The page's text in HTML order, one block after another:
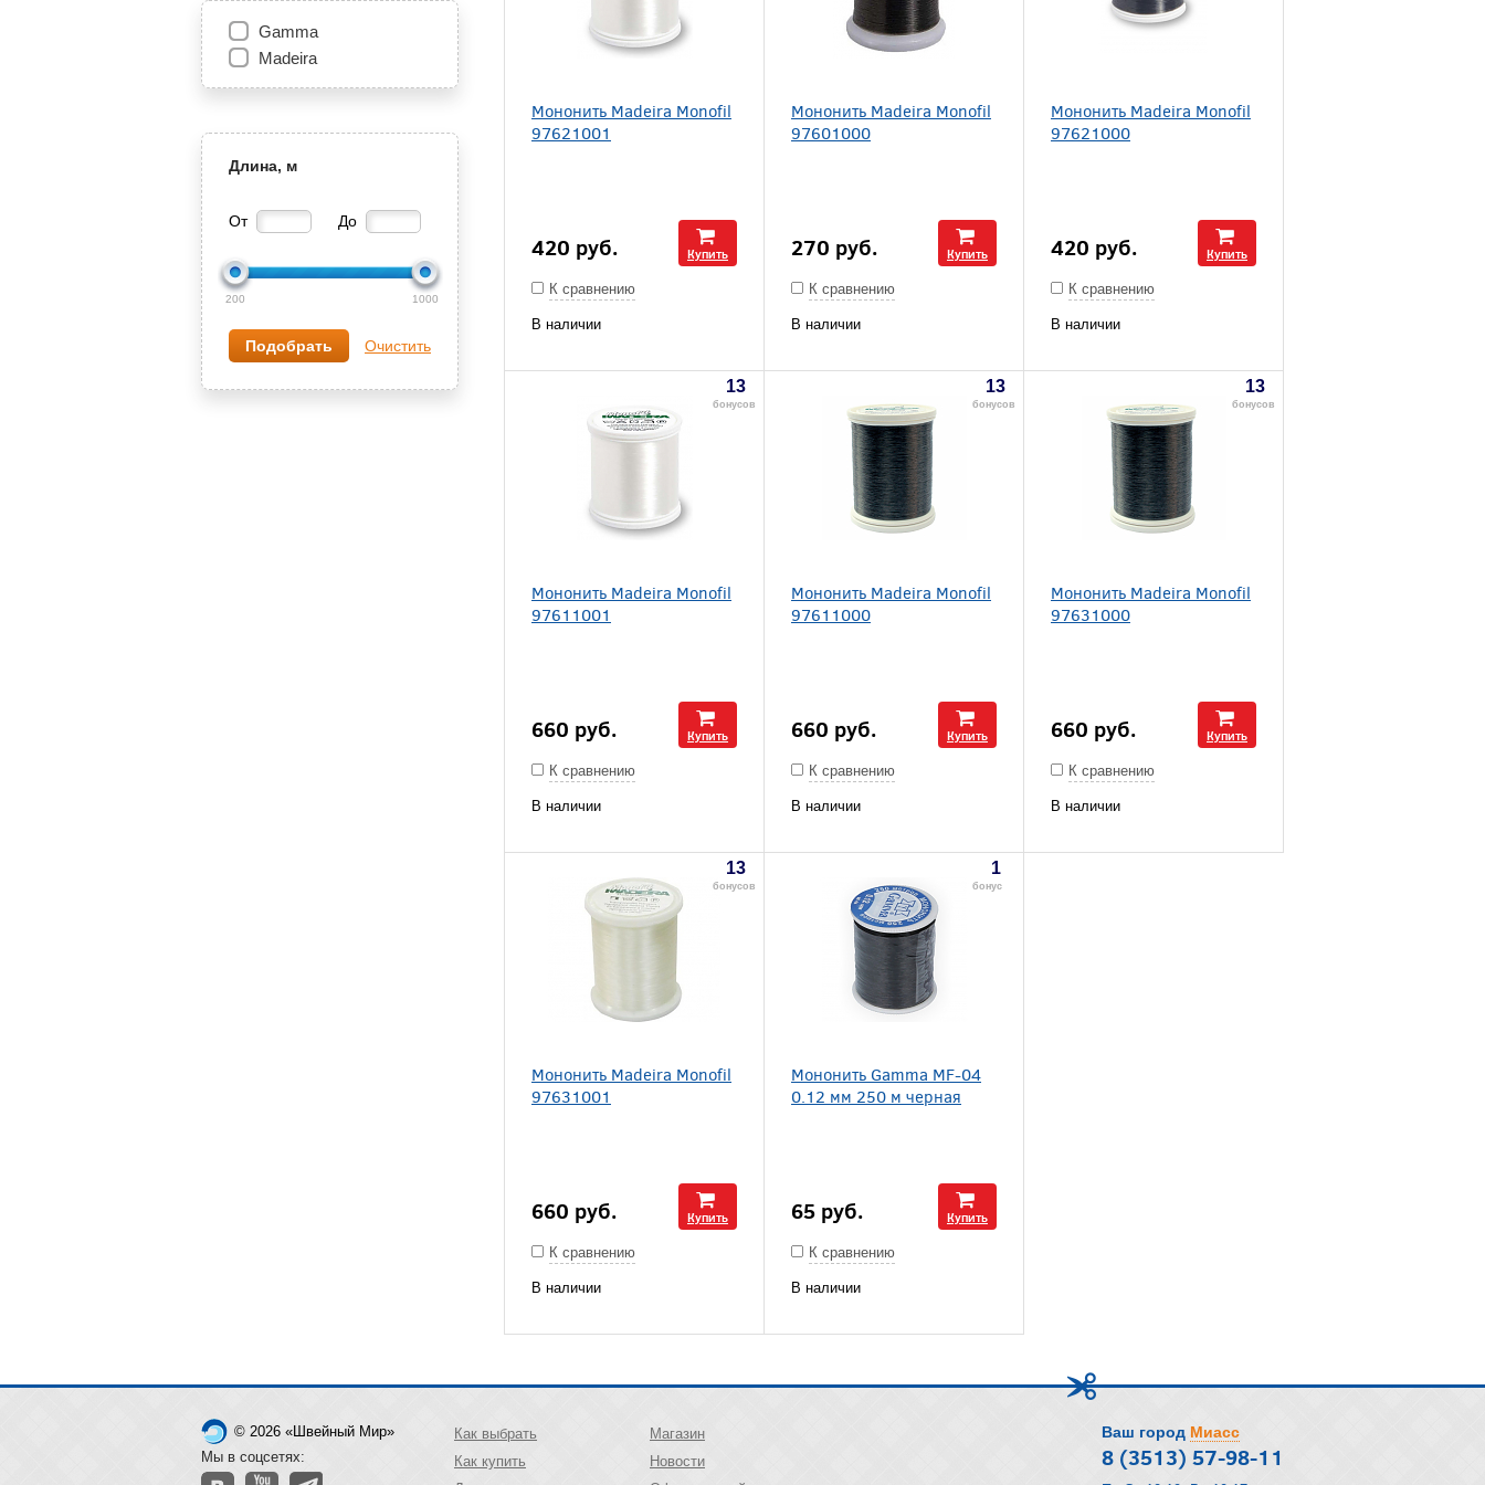
Gamma
Madeira
Длина, м
От До
200 1000
Очистить
Мононить Madeira Monofil
97621001
420 руб. Купить
К сравнению
В наличии
Мононить Madeira Monofil
97601000
270 руб. Купить
К сравнению
В наличии
Мононить Madeira Monofil
97621000
420 руб. Купить
К сравнению
В наличии
13
бонусов
Мононить Madeira Monofil
97611001
660 руб. Купить
К сравнению
В наличии
13
бонусов
Мононить Madeira Monofil
97611000
660 руб. Купить
К сравнению
В наличии
13
бонусов
Мононить Madeira Monofil
97631000
660 руб. Купить
К сравнению
В наличии
13
бонусов
Мононить Madeira Monofil
97631001
660 руб. Купить
К сравнению
В наличии
1
бонус
Мононить Gamma MF-04
0.12 мм 250 м черная
65 руб. Купить
К сравнению
В наличии
© 2026 «Швейный Мир»
Мы в соцсетях:
Как выбрать
Как купить
Магазин
Новости
Ваш город Миасс
8 (3513) 57-98-11